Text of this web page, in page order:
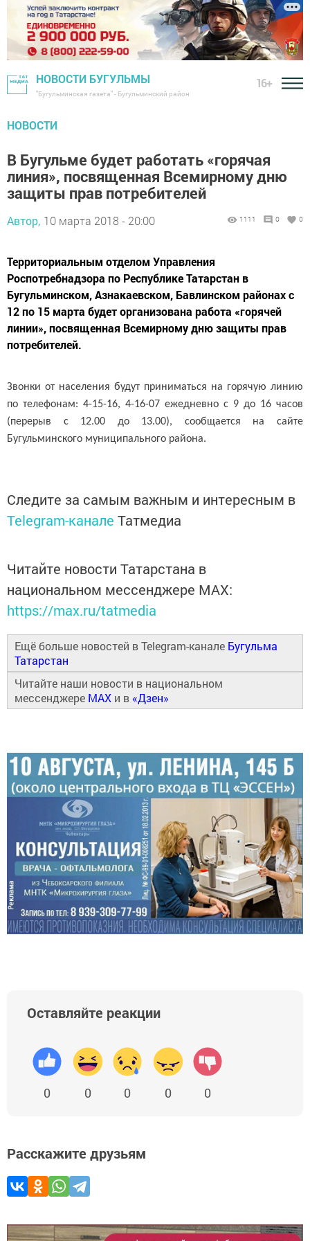
НОВОСТИ БУГУЛЬМЫ
"Бугульминская газета" - Бугульминский район
16+
НОВОСТИ
В Бугульме будет работать «горячая
линия», посвященная Всемирному дню
защиты прав потребителей
Автор, 10 марта 2018 - 20:00 1111 0 0
Территориальным отделом Управления
Роспотребнадзора по Республике Татарстан в
Бугульминском, Азнакаевском, Бавлинском районах с
12 по 15 марта будет организована работа «горячей
линии», посвященная Всемирному дню защиты прав
потребителей.
Звонки от населения будут приниматься на горячую линию
по телефонам: 4-15-16, 4-16-07 ежедневно с 9 до 16 часов
(перерыв с 12.00 до 13.00), сообщается на сайте
Бугульминского муниципального района.
Следите за самым важным и интересным в
Telegram-канале Татмедиа
Читайте новости Татарстана в
национальном мессенджере MАХ:
https://max.ru/tatmedia
Ещё больше новостей в Telegram-канале Бугульма
Татарстан
Читайте наши новости в национальном
мессенджере MAX и в «Дзен»
Оставляйте реакции
0 0 0 0 0
Расскажите друзьям